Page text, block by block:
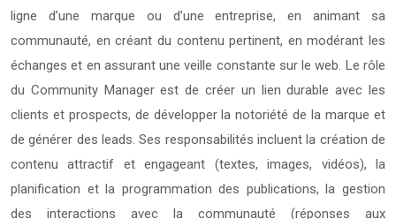
ligne d’une marque ou d’une entreprise, en animant sa
communauté, en créant du contenu pertinent, en modérant les
échanges et en assurant une veille constante sur le web. Le rôle
du Community Manager est de créer un lien durable avec les
clients et prospects, de développer la notoriété de la marque et
de générer des leads. Ses responsabilités incluent la création de
contenu attractif et engageant (textes, images, vidéos), la
planification et la programmation des publications, la gestion
des interactions avec la communauté (réponses aux